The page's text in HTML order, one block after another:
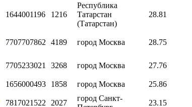
1644001196 1216
Республика
Татарстан
(Татарстан)
28.81
7707707862 4189 город Москва 28.75
7705233021 3268 город Москва 27.76
1656000493 1858 город Москва 25.86
7817021522 2027
город Санкт-
23.15